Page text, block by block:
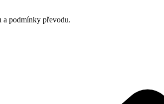
a podmínky převodu.